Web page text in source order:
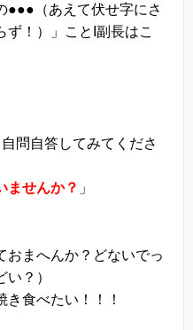
●●●（あえて伏せ字にさ
ず！）」ことI副長はこ
問自答してみてくださ
ませんか？ 」
まへんか？どないでっ
？）
食べたい！！！